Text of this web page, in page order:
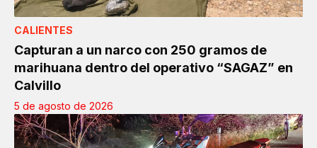
CALIENTES
Capturan a un narco con 250 gramos de
marihuana dentro del operativo “SAGAZ” en
Calvillo
5 de agosto de 2026